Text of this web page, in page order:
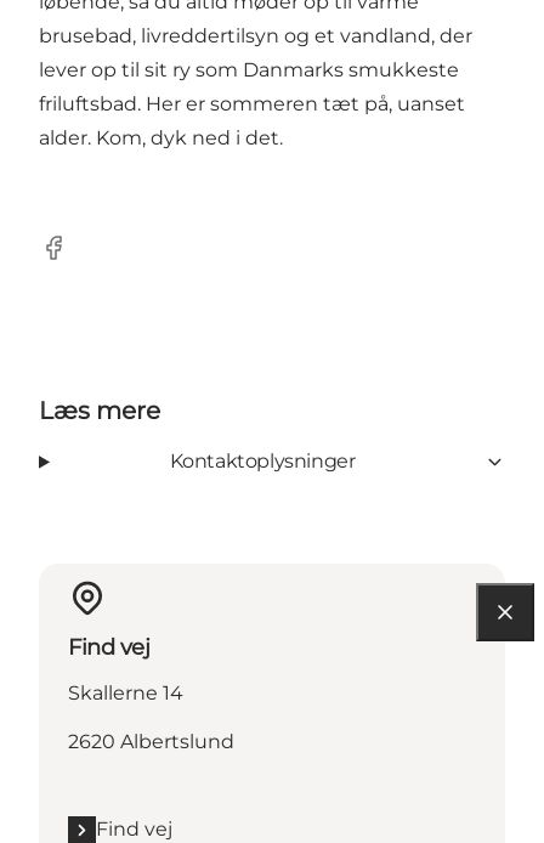
brusebad, livreddertilsyn og et vandland, der
lever op til sit ry som Danmarks smukkeste
friluftsbad. Her er sommeren tæt på, uanset
alder. Kom, dyk ned i det.
Facebook
Læs mere
Kontaktoplysninger
Find vej
Skallerne 14
2620 Albertslund
Find vej